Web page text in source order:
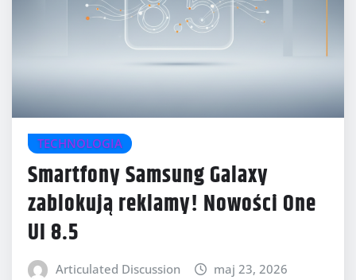
TECHNOLOGIA
Smartfony Samsung Galaxy
zablokują reklamy! Nowości One
UI 8.5
Articulated Discussion
maj 23, 2026